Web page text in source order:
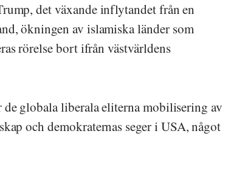
det växande inflytandet från en
ökningen av islamiska länder som
rörelse bort ifrån västvärldens
globala liberala eliterna mobilisering av
och demokraternas seger i USA, något